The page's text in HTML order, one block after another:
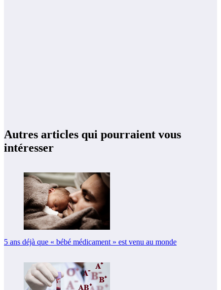
Autres articles qui pourraient vous
intéresser
5 ans déjà que « bébé médicament » est venu au monde